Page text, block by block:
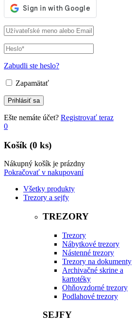
Zabudli ste heslo?
Zapamätať
Ešte nemáte účet? Registrovať teraz
0
Košík (0 ks)
Nákupný košík je prázdny
Pokračovať v nakupovaní
Všetky produkty
Trezory a sejfy
TREZORY
Trezory
Nábytkové trezory
Nástenné trezory
Trezory na dokumenty
Archivačné skrine a
kartotéky
Ohňovzdorné trezory
Podlahové trezory
SEJFY